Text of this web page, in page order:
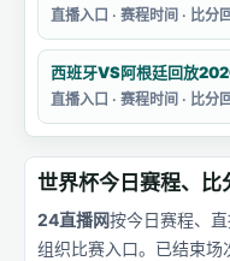
直播入口 · 赛程时间 · 比分
直播入口 · 赛程时间 · 比分
世界杯今日赛程、比
24直播网按今日赛程、
组织比赛入口。已结束